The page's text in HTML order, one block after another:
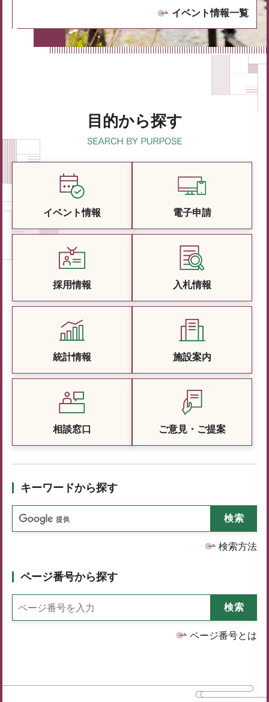
イベント情報一覧
目的から探す
イベント情報 電子申請
採用情報 入札情報
統計情報 施設案内
相談窓口 ご意見・ご提案
キーワードから探す
検索方法
ページ番号から探す
ページ番号とは